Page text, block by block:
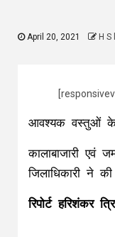
April 20, 2021 H
आवश्यक वस्तुओं के
कालाबाजारी एवं
जिलाधिकारी ने
रिपोर्ट हरिशंकर